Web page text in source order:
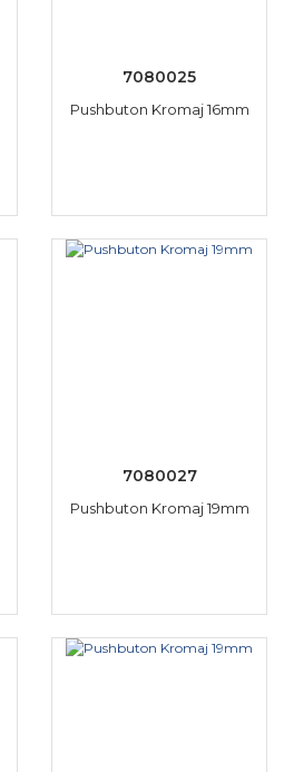
7080025
Pushbuton Kromaj 16mm
7080027
Pushbuton Kromaj 19mm